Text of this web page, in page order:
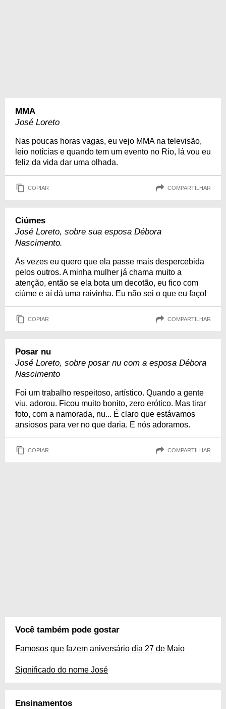
MMA
José Loreto
Nas poucas horas vagas, eu vejo MMA na televisão,
leio notícias e quando tem um evento no Rio, lá vou eu
feliz da vida dar uma olhada.
COPIAR COMPARTILHAR
Ciúmes
José Loreto, sobre sua esposa Débora
Nascimento.
Às vezes eu quero que ela passe mais despercebida
pelos outros. A minha mulher já chama muito a
atenção, então se ela bota um decotão, eu fico com
ciúme e aí dá uma raivinha. Eu não sei o que eu faço!
COPIAR COMPARTILHAR
Posar nu
José Loreto, sobre posar nu com a esposa Débora
Nascimento
Foi um trabalho respeitoso, artístico. Quando a gente
viu, adorou. Ficou muito bonito, zero erótico. Mas tirar
foto, com a namorada, nu... É claro que estávamos
ansiosos para ver no que daria. E nós adoramos.
COPIAR COMPARTILHAR
Você também pode gostar
Famosos que fazem aniversário dia 27 de Maio
Significado do nome José
Ensinamentos